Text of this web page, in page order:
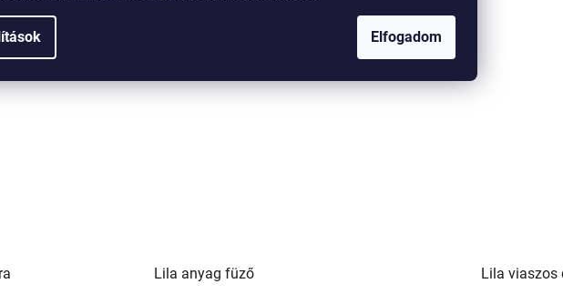
Elfogadom
Lila anyag füző
H-LC-PU84
Lila viaszos